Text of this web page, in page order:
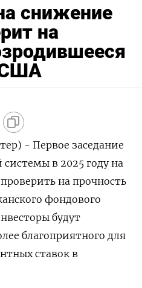
снижение
на
США
- Первое заседание
в 2025 году на
на прочность
фондового
будут
благоприятного для
ставок в